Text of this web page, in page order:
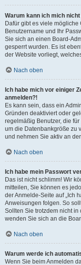
Warum kann ich mich
Dafür gibt es viele
Benutzername und Ihr
Sie sich an einen Board-
gesperrt wurden. Es ist
der Website vorliegt,
Nach oben
Ich habe mich vor einiger
anmelden?!
Es kann sein, dass ein
Gründen deaktiviert oder
regelmäßig Benutzer, die
um die Datenbankgröße zu
und nehmen Sie aktiv an
Nach oben
Ich habe mein Passwort
Das ist nicht schlimm! Wir
mitteilen, Sie können es
der Anmelde-Seite auf „Ich
Anweisungen folgen. So
Sollten Sie trotzdem nicht
wenden Sie sich an die
Nach oben
Warum werde ich
Wenn Sie beim Anmelden